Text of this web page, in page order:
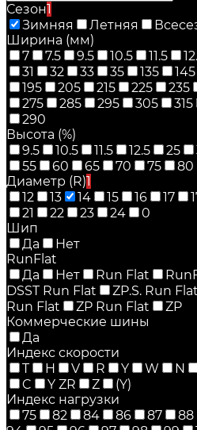
Сезон1
Зимняя
Летняя
Ширина (мм)
7
7.5 9.5 10.5 11.5
31
32 33 35 135 145
195
205 215 225 235
275
285 295 305 315
290
Высота (%)
9.5
10.5 11.5 12.5 25
55
60 65 70 75 80
Диаметр (R)1
12
13 14 15 16 17
21
22 23 24
0
Шип
Да
Нет
RunFlat
Да
Нет Run Flat
DSST Run Flat
ZP.S. Run Flat
Run Flat
ZP Run Flat
ZP
Коммерческие шины
Да
Индекс скорости
T
H V R Y W N
C
Y ZR Z
(Y)
Индекс нагрузки
75
82 84 86 87 88